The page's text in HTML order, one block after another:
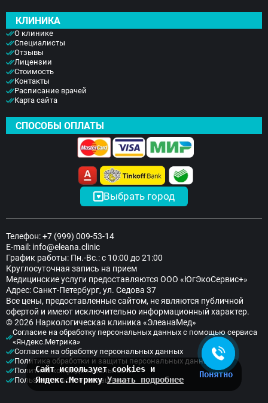
Здравствуйте! Готова помочь
вам. Напишите мне, если у
вас появятся вопросы.
Сайт использует cookies и
Яндекс.МетрикуУзнать подробнее
Понятно
КЛИНИКА
О клинике
Специалисты
Отзывы
Лицензии
Стоимость
Контакты
Расписание врачей
Карта сайта
СПОСОБЫ ОПЛАТЫ
Выбрать город
Телефон:+7 (999) 009-53-14
E-mail: info@eleana.clinic
График работы: Пн.-Вс.: с 10:00 до 21:00
Круглосуточная запись на прием
Медицинские услуги предоставляются ООО «ЮгЭкоСервис+»
Адрес: Санкт-Петербург, ул. Седова 37
Все цены, предоставленные сайтом, не являются публичной
офертой и имеют исключительно информационный характер.
© 2026 Наркологическая клиника «ЭлеанаМед»
Согласие на обработку персональных данных с помощью сервиса
«Яндекс.Метрика»
Согласие на обработку персональных данных
Политика обработки и защиты персональных данных
Политика конфиденциальности
Пользовательское соглашение